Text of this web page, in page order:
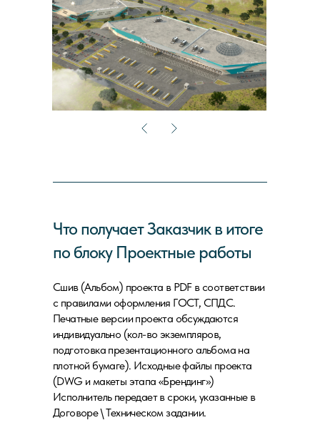
Что получает Заказчик в итоге
по блоку Проектные работы
Сшив (Альбом) проекта в PDF в соответствии
с правилами оформления ГОСТ, СПДС.
Печатные версии проекта обсуждаются
индивидуально (кол-во экземпляров,
подготовка презентационного альбома на
плотной бумаге). Исходные файлы проекта
(DWG и макеты этапа «Брендинг»)
Исполнитель передает в сроки, указанные в
Договоре \ Техническом задании.